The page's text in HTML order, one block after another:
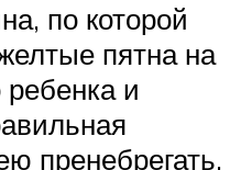
по которой
пятна на
ребенка и
пренебрегать,